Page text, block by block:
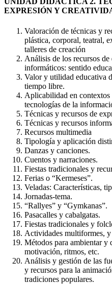
EXPRESIÓN Y
Valoración de técnicas y
plástica, corporal, teatral,
talleres de creación
Análisis de los recursos
informáticos: sentido
Valor y utilidad educativa
tiempo libre.
Aplicabilidad en
tecnologías de la
Técnicas y recursos de
Técnicas y recursos
Recursos multimedia
Tipología y aplicación
Danzas y canciones.
Cuentos y narraciones.
Fiestas tradicionales y
Ferias o “Kermeses”.
Veladas: Características,
Jornadas-tema.
“Rallyes” y “Gymkanas”.
Pasacalles y cabalgatas.
Fiestas tradicionales y
Actividades multiformes, y
Métodos para ambientar y
motivación, ritmos, etc.
Análisis y gestión de las
y recursos para la
tradiciones populares.